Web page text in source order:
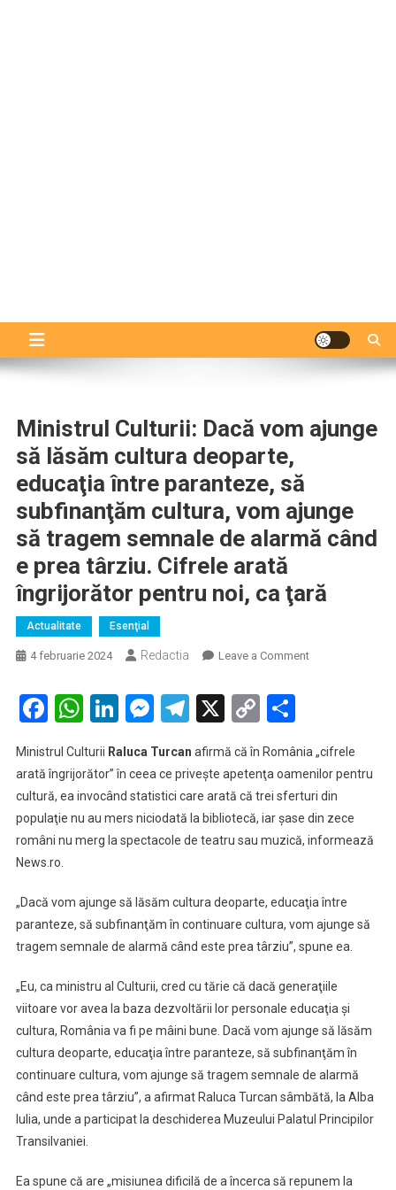
Ministrul Culturii: Dacă vom ajunge
să lăsăm cultura deoparte,
educaţia între paranteze, să
subfinanţăm cultura, vom ajunge
să tragem semnale de alarmă când
e prea târziu. Cifrele arată
îngrijorător pentru noi, ca ţară
Actualitate Esenţial
4 februarie 2024 Redactia Leave a Commenton
ajunge
să
lăsăm
cultura
deoparte,
paranteze,
să
vom
ajunge
tragem
semnale
de
alarmă
când
târziu.
Facebook
WhatsApp
LinkedIn
Messenger
Telegram
X Copy
Ministrul Culturii Raluca Turcan afirmă că în România „cifrele
arată îngrijorător” în ceea ce priveşte apetenţa oamenilor pentru
cultură, ea invocând statistici care arată că trei sferturi din
populaţie nu au mers niciodată la bibliotecă, iar şase din zece
români nu merg la spectacole de teatru sau muzică, informează
News.ro.
„Dacă vom ajunge să lăsăm cultura deoparte, educaţia între
paranteze, să subfinanţăm în continuare cultura, vom ajunge să
tragem semnale de alarmă când este prea târziu”, spune ea.
„Eu, ca ministru al Culturii, cred cu tărie că dacă generaţiile
viitoare vor avea la baza dezvoltării lor personale educaţia şi
cultura, România va fi pe mâini bune. Dacă vom ajunge să lăsăm
cultura deoparte, educaţia între paranteze, să subfinanţăm în
continuare cultura, vom ajunge să tragem semnale de alarmă
când este prea târziu”, a afirmat Raluca Turcan sâmbătă, la Alba
Iulia, unde a participat la deschiderea Muzeului Palatul Principilor
Transilvaniei.
Ea spune că are „misiunea dificilă de a încerca să repunem la